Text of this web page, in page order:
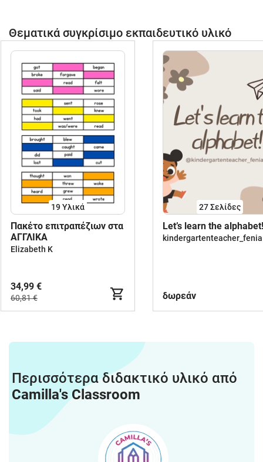
Θεματικά συγκρίσιμο εκπαιδευτικό υλικό
19 Υλικά
Πακέτο επιτραπέζιων στα
ΑΓΓΛΙΚΑ
Elizabeth K
34,99 €
60,81 €
27Σελίδες
Let’s learn the alphabet!
kindergartenteacher_fenia
δωρεάν
Περισσότερα διδακτικό υλικό από
Camilla's Classroom